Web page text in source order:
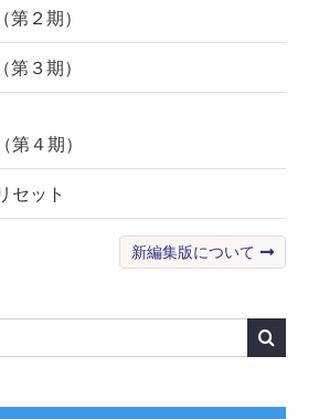
（第２期）
（第３期）
（第４期）
セット
新編集版について